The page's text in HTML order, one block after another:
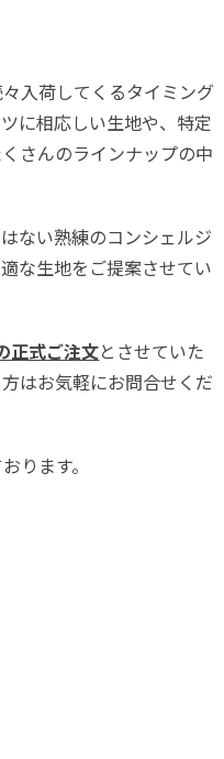
入荷してくるタイミング
に相応しい生地や、特定
さんのラインナップの中
ない熟練のコンシェルジ
な生地をご提案させてい
正式ご注文とさせていた
はお気軽にお問合せくだ
ります。